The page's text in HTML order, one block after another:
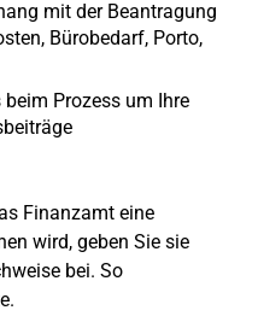
mit der Beantragung
Bürobedarf, Porto,
Prozess um Ihre
Finanzamt eine
wird, geben Sie sie
bei. So